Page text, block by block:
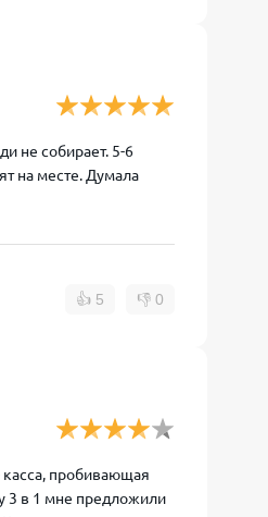
не собирает. 5-6
на месте. Думала
👍 5 👎 0
пробивающая
3 в 1 мне предложили